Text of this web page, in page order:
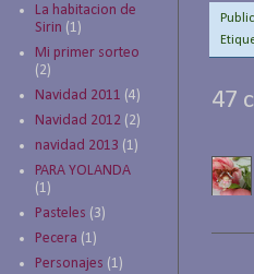
47
La habitacion de
Sirin (1)
Mi primer sorteo
(2)
Navidad 2011 (4)
Navidad 2012 (2)
navidad 2013 (1)
PARA YOLANDA
(1)
Pasteles (3)
Pecera (1)
Personajes (1)